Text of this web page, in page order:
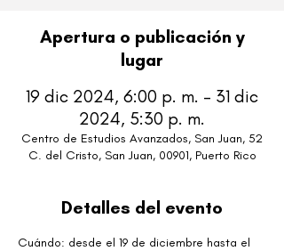
Apertura o publicación y
lugar
19 dic 2024, 6:00 p. m. – 31 dic
2024, 5:30 p. m.
Centro de Estudios Avanzados, San Juan, 52
C. del Cristo, San Juan, 00901, Puerto Rico
Detalles del evento
Cuándo: desde el 19 de diciembre hasta el